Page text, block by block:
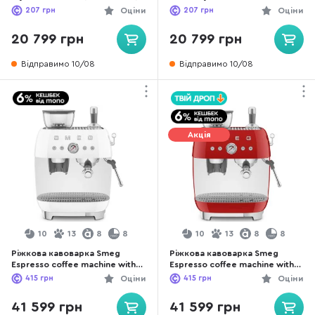
Оціни
207 грн
20 799 грн
Відправимо 10/08
(ECF02PGEU)
Оціни
207 грн
20 799 грн
Відправимо 10/08
10 13 8 8
Ріжкова кавоварка Smeg
Espresso coffee machine with
grinder White (EGF03WHEU)Оціни
415 грн
41 599 грн
Акція
10 13 8 8
Ріжкова кавоварка Smeg
Espresso coffee machine with
grinder Red (EGF03RDEU) Оціни
415 грн
41 599 грн